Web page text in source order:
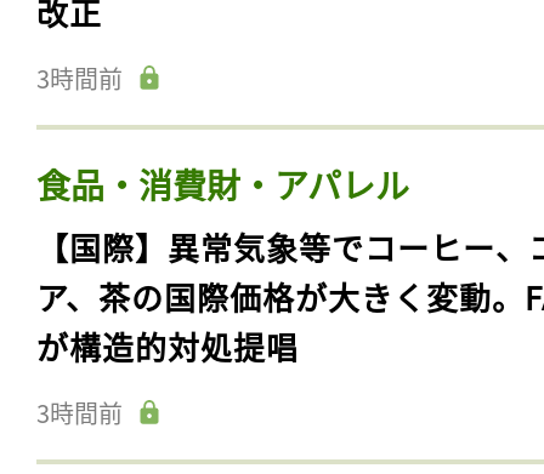
改正
3時間前
食品・消費財・アパレル
【国際】異常気象等でコーヒー、
ア、茶の国際価格が大きく変動。
が構造的対処提唱
3時間前